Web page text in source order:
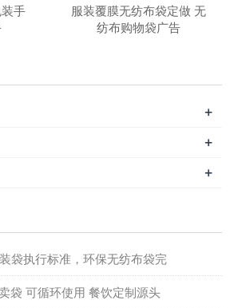
手
服装覆膜无纺布袋定做 无
纺布购物袋广告
+
+
+
袋执行标准，环保无纺布袋完
袋 可循环使用 餐饮定制源头